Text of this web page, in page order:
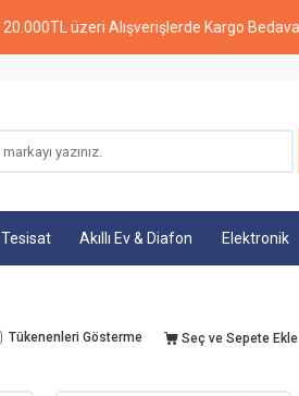
üzeri Alışverişlerde Kargo Bedava! •
Tesisat Akıllı Ev & Diafon Elektronik
Tükenenleri Gösterme Seç ve Sepete Ekle